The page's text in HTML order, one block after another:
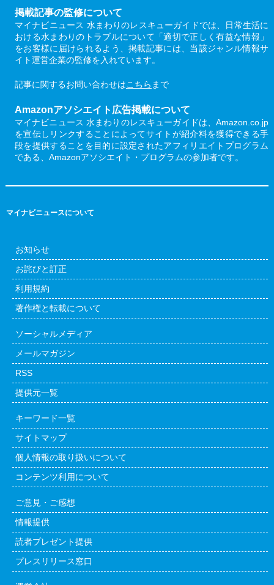
掲載記事の監修について
マイナビニュース 水まわりのレスキューガイドでは、日常生活に
おける水まわりのトラブルについて「適切で正しく有益な情報」
をお客様に届けられるよう、掲載記事には、当該ジャンル情報サ
イト運営企業の監修を入れています。
記事に関するお問い合わせはこちら まで
Amazonアソシエイト広告掲載について
マイナビニュース 水まわりのレスキューガイドは、Amazon.co.jp
を宣伝しリンクすることによってサイトが紹介料を獲得できる手
段を提供することを目的に設定されたアフィリエイトプログラム
である、Amazonアソシエイト・プログラムの参加者です。
マイナビニュースについて
お知らせ
お詫びと訂正
利用規約
著作権と転載について
ソーシャルメディア
メールマガジン
RSS
提供元一覧
キーワード一覧
サイトマップ
個人情報の取り扱いについて
コンテンツ利用について
ご意見・ご感想
情報提供
読者プレゼント提供
プレスリリース窓口